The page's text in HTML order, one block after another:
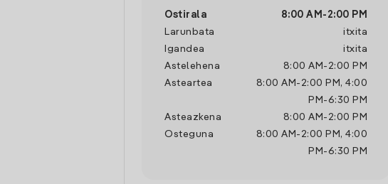
Ostirala 8:00 AM - 2:00 PM
Larunbata
itxita
Igandea
itxita
Astelehena
8:00 AM - 2:00 PM
Asteartea
8:00 AM - 2:00 PM , 4:00
PM -6:30 PM
Asteazkena
8:00 AM - 2:00 PM
Osteguna
8:00 AM - 2:00 PM , 4:00
PM -6:30 PM